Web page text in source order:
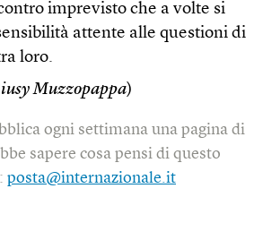
imprevisto che a volte si
attente alle questioni di
loro.
Muzzopappa)
ogni settimana una pagina di
sapere cosa pensi di questo
posta@internazionale.it